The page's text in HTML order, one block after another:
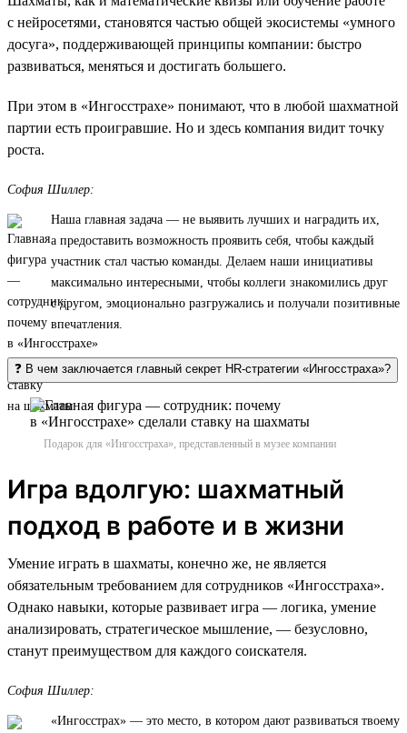
с нейросетями, становятся частью общей экосистемы «умного
досуга», поддерживающей принципы компании: быстро
развиваться, меняться и достигать большего.
При этом в «Ингосстрахе» понимают, что в любой шахматной
партии есть проигравшие. Но и здесь компания видит точку
роста.
София Шиллер:
Наша главная задача — не выявить лучших и наградить их,
а предоставить возможность проявить себя, чтобы каждый
участник стал частью команды. Делаем наши инициативы
максимально интересными, чтобы коллеги знакомились друг
с другом, эмоционально разгружались и получали позитивные
впечатления.
❓ В чем заключается главный секрет HR-стратегии «Ингосстраха»?
Подарок для «Ингосстраха», представленный в музее компании
Игра вдолгую: шахматный
подход в работе и в жизни
Умение играть в шахматы, конечно же, не является
обязательным требованием для сотрудников «Ингосстраха».
Однако навыки, которые развивает игра — логика, умение
анализировать, стратегическое мышление, — безусловно,
станут преимуществом для каждого соискателя.
София Шиллер:
«Ингосстрах» — это место, в котором дают развиваться твоему